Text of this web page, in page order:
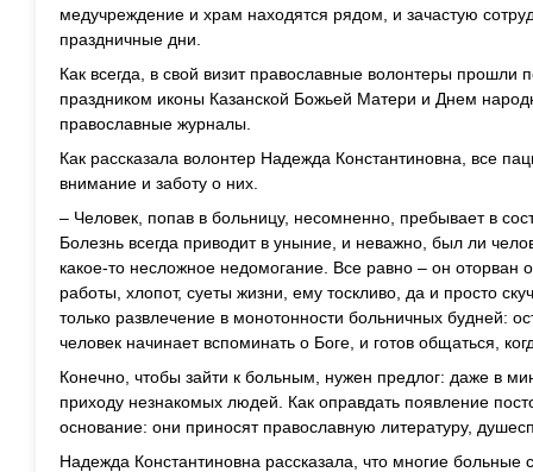
медучреждение и храм находятся рядом, и зачастую
праздничные дни.
Как всегда, в свой визит православные волонтеры прошли
праздником иконы Казанской Божьей Матери и Днем
православные журналы.
Как рассказала волонтер Надежда Константиновна, все
внимание и заботу о них.
– Человек, попав в больницу, несомненно, пребывает в
Болезнь всегда приводит в уныние, и неважно, был ли
какое-то несложное недомогание. Все равно – он оторван
работы, хлопот, суеты жизни, ему тоскливо, да и просто
только развлечение в монотонности больничных будней:
человек начинает вспоминать о Боге, и готов общаться,
Конечно, чтобы зайти к больным, нужен предлог: даже в
приходу незнакомых людей. Как оправдать появление
основание: они приносят православную литературу,
Надежда Константиновна рассказала, что многие больные